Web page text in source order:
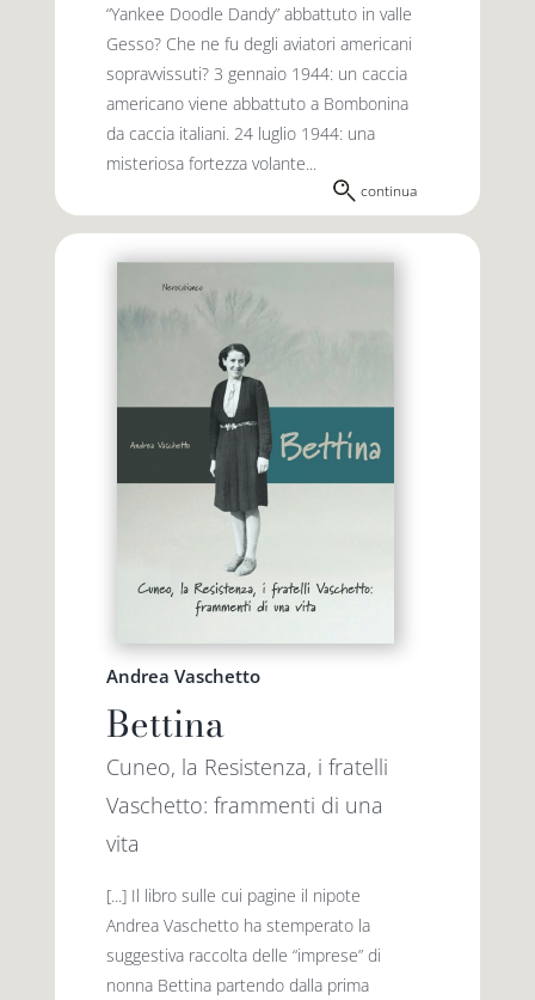
“Yankee Doodle Dandy” abbattuto in valle
Gesso? Che ne fu degli aviatori americani
sopravvissuti? 3 gennaio 1944: un caccia
americano viene abbattuto a Bombonina
da caccia italiani. 24 luglio 1944: una
misteriosa fortezza volante...
continua
Andrea Vaschetto
Bettina
Cuneo, la Resistenza, i fratelli
Vaschetto: frammenti di una
vita
[...] Il libro sulle cui pagine il nipote
Andrea Vaschetto ha stemperato la
suggestiva raccolta delle “imprese” di
nonna Bettina partendo dalla prima